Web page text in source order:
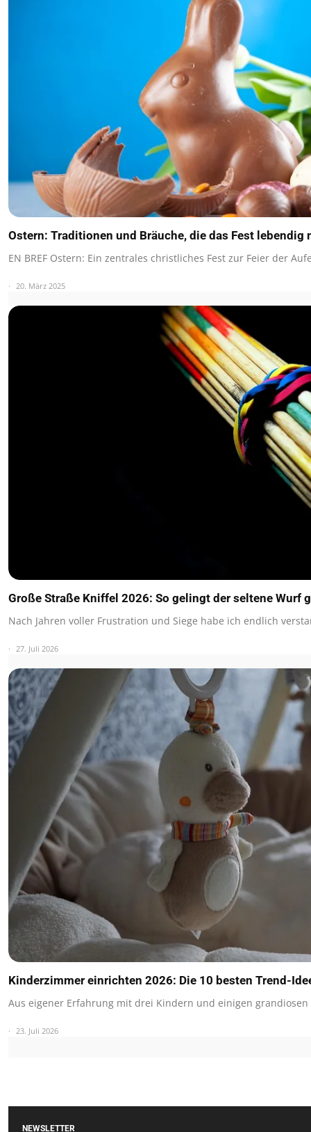
Ostern: Traditionen und Bräuche, die das Fest lebendig
EN BREF Ostern: Ein zentrales christliches Fest zur Feier der
20. März 2025
Große Straße Kniffel 2026: So gelingt der seltene Wurf
Nach Jahren voller Frustration und Siege habe ich endlich
27. Juli 2026
Kinderzimmer einrichten 2026: Die 10 besten Trend-
Aus eigener Erfahrung mit drei Kindern und einigen
23. Juli 2026
NEWSLETTER